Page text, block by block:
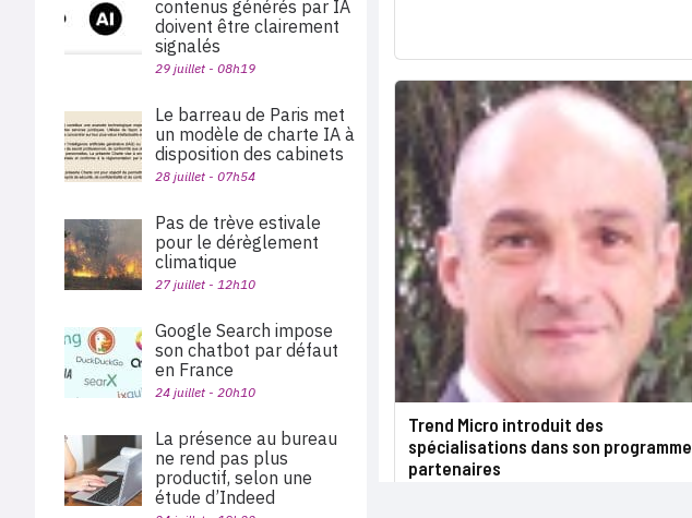
Trend Micro introduit des
spécialisations dans son programme
partenaires
contenus générés par IA
doivent être clairement
signalés
29 juillet - 08h19
Le barreau de Paris met
un modèle de charte IA à
disposition des cabinets
28 juillet - 07h54
Pas de trève estivale
pour le dérèglement
climatique
27 juillet - 12h10
Google Search impose
son chatbot par défaut
en France
24 juillet - 20h10
La présence au bureau
ne rend pas plus
productif, selon une
étude d’Indeed